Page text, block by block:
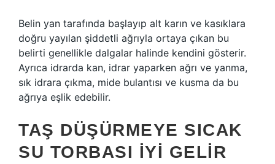
Belin yan tarafında başlayıp alt karın ve kasıklara
doğru yayılan şiddetli ağrıyla ortaya çıkan bu
belirti genellikle dalgalar halinde kendini gösterir.
Ayrıca idrarda kan, idrar yaparken ağrı ve yanma,
sık idrara çıkma, mide bulantısı ve kusma da bu
ağrıya eşlik edebilir.
TAŞ DÜŞÜRMEYE SICAK
SU TORBASI IYI GELIR